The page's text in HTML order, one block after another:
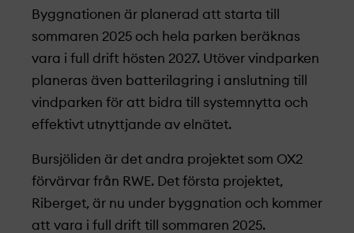
Byggnationen är planerad att starta till
sommaren 2025 och hela parken beräknas
vara i full drift hösten 2027. Utöver vindparken
planeras även batterilagring i anslutning till
vindparken för att bidra till systemnytta och
effektivt utnyttjande av elnätet.
Bursjöliden är det andra projekt­et som OX2
förvärvar från RWE. Det första projekt­et,
Riberget, är nu under byggnation och kommer
att vara i full drift till sommaren 2025.